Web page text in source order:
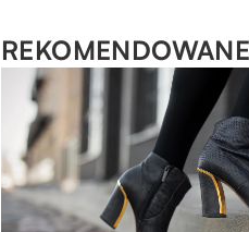
REKOMENDOWANE
BEZ KATEGORII
14.05.2022
Jak zorganizować
własnego samochodu?